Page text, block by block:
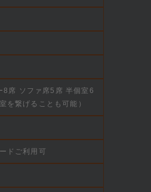
8席 ソファ席5席 半個室6
を繋げることも可能）
ドご利用可